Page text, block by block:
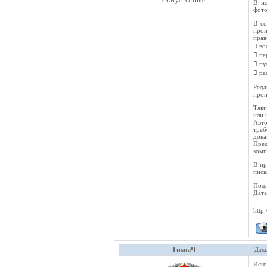
В
В




или
В
Дата
ТимыЧ